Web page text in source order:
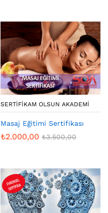
SERTIFIKAM OLSUN AKADEMI
Masaj Eğitimi Sertifikası
₺2.000,00 ₺3.500,00